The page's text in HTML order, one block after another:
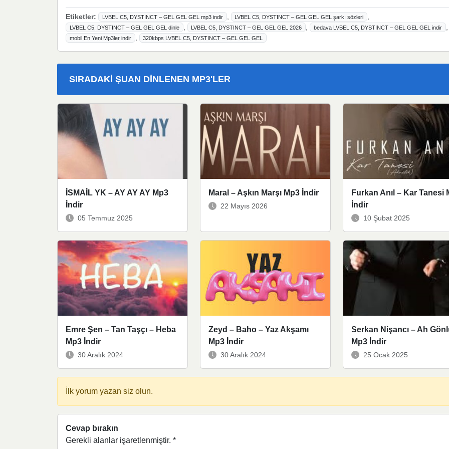
Etiketler: LVBEL C5, DYSTINCT – GEL GEL GEL mp3 indir LVBEL C5, DYSTINCT – GEL GEL GEL şarkı sözleri
LVBEL C5, DYSTINCT – GEL GEL GEL dinle LVBEL C5, DYSTINCT – GEL GEL GEL 2026 bedava LVBEL C5, DYSTINCT – GEL GEL GEL indir
mobil En Yeni Mp3ler indir 320kbps LVBEL C5, DYSTINCT – GEL GEL GEL
SIRADAKI ŞUAN DINLENEN MP3'LER
İSMAİL YK – AY AY AY Mp3
İndir
05 Temmuz 2025
Maral – Aşkın Marşı Mp3 İndir
22 Mayıs 2026
Furkan Anıl – Kar Tanesi
İndir
10 Şubat 2025
Emre Şen – Tan Taşçı – Heba
Mp3 İndir
30 Aralık 2024
Zeyd – Baho – Yaz Akşamı
Mp3 İndir
30 Aralık 2024
Serkan Nişancı – Ah
Mp3 İndir
25 Ocak 2025
İlk yorum yazan siz olun.
Cevap bırakın
Gerekli alanlar işaretlenmiştir. *